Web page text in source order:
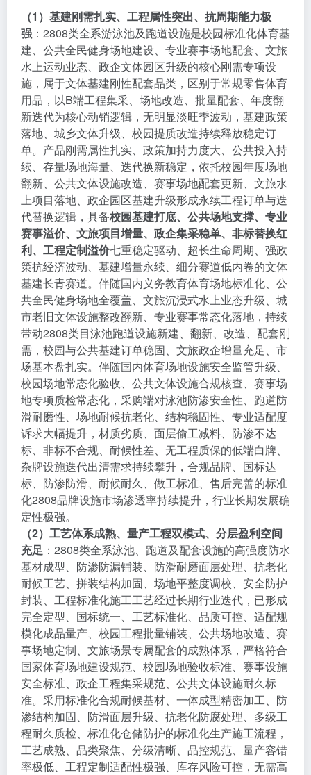
（1）基建刚需扎实、工程属性突出、抗周期能力极
强 ：2808类全系游泳池及跑道设施是校园标准化体育基
建、公共全民健身场地建设、专业赛事场地配套、文旅
水上运动业态、政企文体园区升级的核心刚需专项设
施，属于文体基建刚性配套品类，区别于常规零售体育
用品，以B端工程集采、场地改造、批量配套、年度翻
新迭代为核心动销逻辑，无明显淡旺季波动，基建政策
落地、城乡文体升级、校园提质改造持续释放稳定订
单。产品刚需属性扎实、政策加持力度大、公共投入持
续、存量场地海量、迭代换新稳定，依托校园年度场地
翻新、公共文体设施改造、赛事场地配套更新、文旅水
上项目落地、政企园区基建升级形成永续工程订单与迭
代替换逻辑，具备校园基建打底、公共场地支撑、专业
赛事溢价、文旅项目增量、政企集采稳单、非标替换红
利、工程定制溢价七重稳定驱动、超长生命周期、强政
策抗经济波动、基建增量永续、细分赛道低内卷的文体
基建长青赛道。伴随国内义务教育体育场地标准化、公
共全民健身场地全覆盖、文旅沉浸式水上业态升级、城
市老旧文体设施整改翻新、专业赛事常态化落地，持续
带动2808类目泳池跑道设施新建、翻新、改造、配套刚
需，校园与公共基建订单稳固、文旅政企增量充足、市
场基本盘扎实。伴随国内体育场地设施安全监管升级、
校园场地常态化验收、公共文体设施合规核查、赛事场
地专项质检常态化，采购端对泳池防渗安全性、跑道防
滑耐磨性、场地耐候抗老化、结构稳固性、专业适配度
诉求大幅提升，材质劣质、面层偷工减料、防渗不达
标、非标不合规、耐候性差、无工程质保的低端白牌、
杂牌设施迭代出清需求持续攀升，合规品牌、国标达
标、防渗防滑、耐候耐久、做工标准、售后完善的标准
化2808品牌设施市场渗透率持续提升，行业长期发展确
定性极强。
（2）工艺体系成熟、量产工程双模式、分层盈利空间
充足 ：2808类全系泳池、跑道及配套设施的高强度防水
基材成型、防渗防漏铺装、防滑耐磨面层处理、抗老化
耐候工艺、拼装结构加固、场地平整度调校、安全防护
封装、工程标准化施工工艺经过长期行业迭代，已形成
完全定型、国标统一、工艺标准化、品质可控、适配规
模化成品量产、校园工程批量铺装、公共场地改造、赛
事场地定制、文旅场景专属配套的成熟体系，严格符合
国家体育场地建设规范、校园场地验收标准、赛事设施
安全标准、政企工程集采规范、公共文体设施耐久标
准。采用标准化合规耐候基材、一体成型精密加工、防
渗结构加固、防滑面层升级、抗老化防腐处理、多级工
程耐久质检、标准化仓储防护的标准化生产施工流程，
工艺成熟、品类聚焦、分级清晰、品控规范、量产容错
率极低、工程定制适配性极强、库存风险可控，无需高